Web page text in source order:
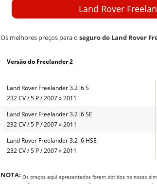
Land Rover
Os melhores preços para o seguro do Land Rover
Versão do Freelander 2
Land Rover Freelander 3.2 i6 S
232 CV / 5 P / 2007 » 2011
Land Rover Freelander 3.2 i6 SE
232 CV / 5 P / 2007 » 2011
Land Rover Freelander 3.2 i6 HSE
232 CV / 5 P / 2007 » 2011
NOTA: Os preços aqui apresentados foram obtidos no nosso